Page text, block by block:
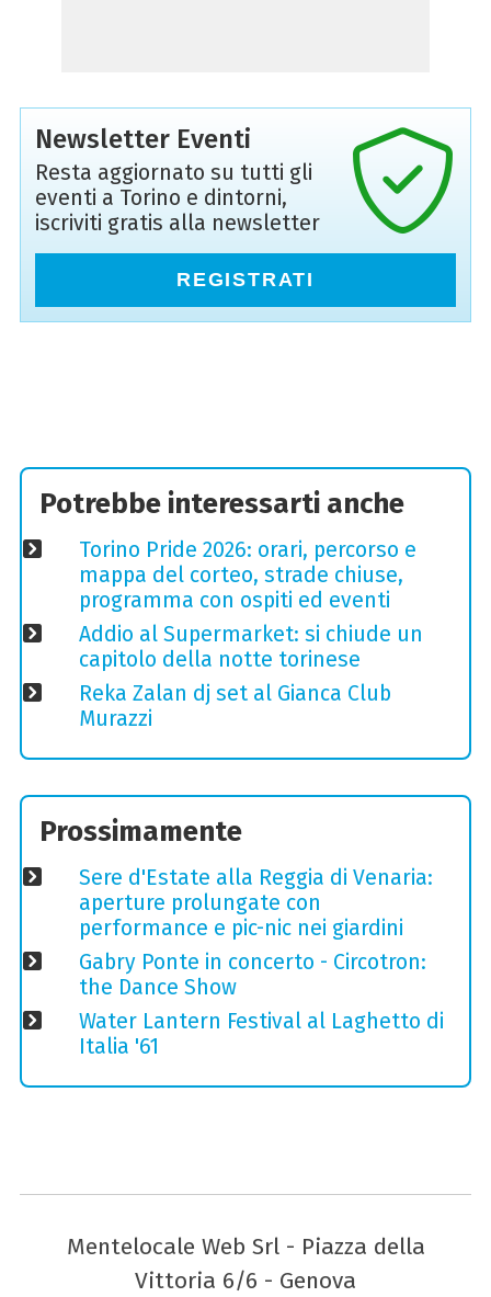
Newsletter Eventi
Resta aggiornato su tutti gli
eventi a Torino e dintorni,
iscriviti gratis alla newsletter
REGISTRATI
Potrebbe interessarti anche
Torino Pride 2026: orari, percorso e
mappa del corteo, strade chiuse,
programma con ospiti ed eventi
Addio al Supermarket: si chiude un
capitolo della notte torinese
Reka Zalan dj set al Gianca Club
Murazzi
Prossimamente
Sere d'Estate alla Reggia di Venaria:
aperture prolungate con
performance e pic-nic nei giardini
Gabry Ponte in concerto - Circotron:
the Dance Show
Water Lantern Festival al Laghetto di
Italia '61
Mentelocale Web Srl - Piazza della
Vittoria 6/6 - Genova